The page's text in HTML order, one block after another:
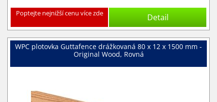
Poptejte nejnižší cenu více zde Detail
WPC plotovka Guttafence drážkovaná 80 x 12 x 1500 mm -
Original Wood, Rovná